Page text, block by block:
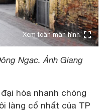
Xem toàn màn hình
Ngạc. Ảnh Giang
hóa nhanh chóng
làng cổ nhất của TP